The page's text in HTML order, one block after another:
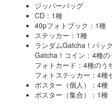
ジッパーバッグ
CD：1種
40pフォトブック：1種
ステッカー：1種
ランダムGatcha！パック
Gatcha！コイン：4種
フォトカード：4種のう
フォトステッカー：4種
ポスター（個人）：4種
ポスター（集合）：1種